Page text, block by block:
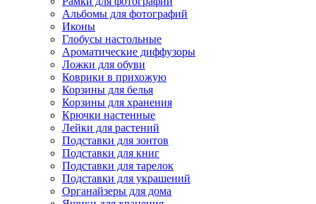
Альбомы для фотографий
Иконы
Глобусы настольные
Ароматические диффузоры
Ложки для обуви
Коврики в прихожую
Корзины для белья
Корзины для хранения
Крючки настенные
Лейки для растений
Подставки для зонтов
Подставки для книг
Подставки для тарелок
Подставки для украшений
Органайзеры для дома